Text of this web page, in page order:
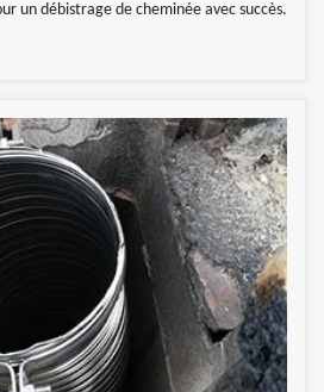
un débistrage de cheminée avec succès.